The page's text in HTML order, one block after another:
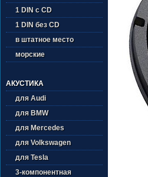
1 DIN с CD
1 DIN без CD
в штатное место
морские
АКУСТИКА
для Audi
для BMW
для Mercedes
для Volkswagen
для Tesla
3-компонентная